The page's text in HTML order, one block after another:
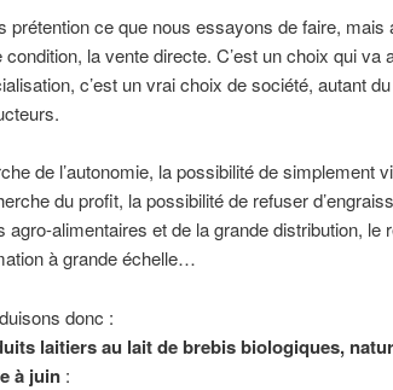
prétention ce que nous essayons de faire,
la vente directe. C’est un choix qui va
c’est un vrai choix de société, autant
de l’autonomie, la possibilité de simplement
du profit, la possibilité de refuser
agro-alimentaires et de la grande distribution, le
à grande échelle…
donc :
laitiers au lait de brebis biologiques,
à juin :